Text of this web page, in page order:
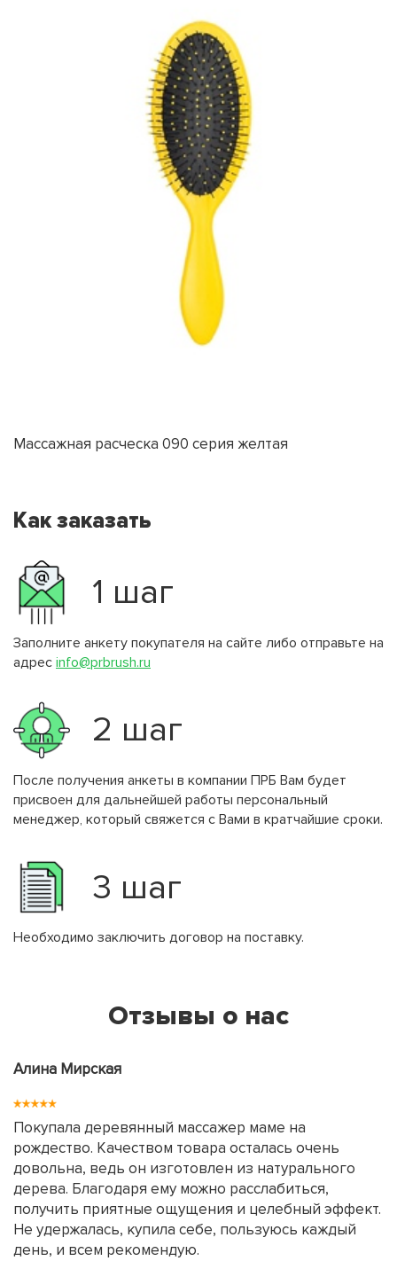
Массажная расческа 090 серия желтая
Как заказать
1 шаг
Заполните анкету покупателя на сайте либо отправьте на
адрес info@prbrush.ru
2 шаг
После получения анкеты в компании ПРБ Вам будет
присвоен для дальнейшей работы персональный
менеджер, который свяжется с Вами в кратчайшие сроки.
3 шаг
Необходимо заключить договор на поставку.
Отзывы о нас
Алина Мирская
Покупала деревянный массажер маме на
рождество. Качеством товара осталась очень
довольна, ведь он изготовлен из натурального
дерева. Благодаря ему можно расслабиться,
получить приятные ощущения и целебный эффект.
Не удержалась, купила себе, пользуюсь каждый
день, и всем рекомендую.